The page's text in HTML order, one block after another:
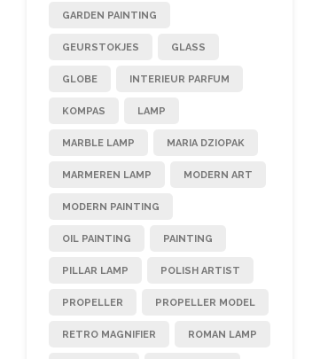
GARDEN PAINTING
GEURSTOKJES GLASS
GLOBE INTERIEUR PARFUM
KOMPAS LAMP
MARBLE LAMP MARIA DZIOPAK
MARMEREN LAMP MODERN ART
MODERN PAINTING
OIL PAINTING PAINTING
PILLAR LAMP POLISH ARTIST
PROPELLER PROPELLER MODEL
RETRO MAGNIFIER ROMAN LAMP